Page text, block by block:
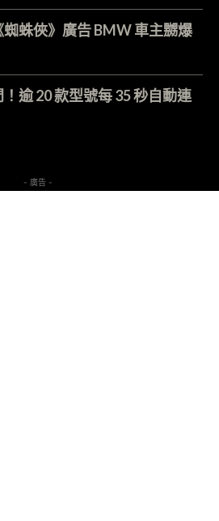
蛛俠》廣告 BMW 車主嬲爆
逾 20 款型號每 35 秒自動連
- 廣告 -